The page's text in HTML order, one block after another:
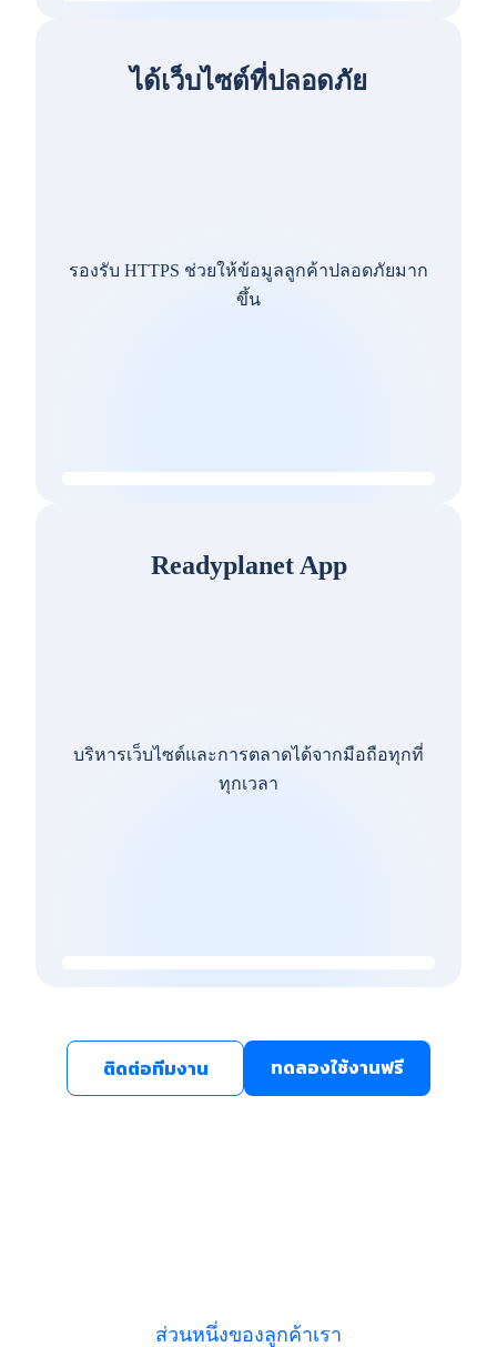
ได้เว็บไซต์ที่ปลอดภัย
รองรับ HTTPS ช่วยให้ข้อมูลลูกค้าปลอดภัยมาก
ขึ้น
Readyplanet App
บริหารเว็บไซต์และการตลาดได้จากมือถือทุกที่
ทุกเวลา
ติดต่อทีมงาน ทดลองใช้งานฟรี
ส่วนหนึ่งของลูกค้าเรา